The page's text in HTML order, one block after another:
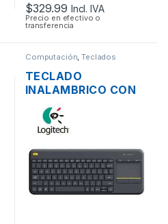
$329.99 Incl. IVA
Precio en efectivo o
transferencia
Computación ,Teclados
TECLADO
INALAMBRICO CON
TOUCHPAD
LOGITECH K400 EN
ESPAÑOL
COLOR NEGRO
MULTIMEDIA